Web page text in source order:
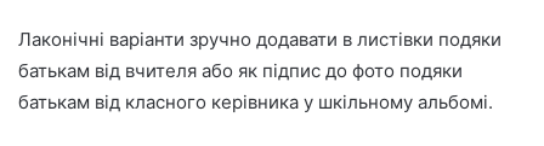
Лаконічні варіанти зручно додавати в листівки подяки
батькам від вчителя або як підпис до фото подяки
батькам від класного керівника у шкільному альбомі.